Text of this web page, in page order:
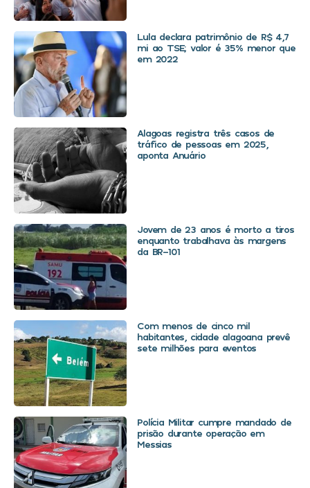
Lula declara patrimônio de R$ 4,7
mi ao TSE; valor é 35% menor que
em 2022
Alagoas registra três casos de
tráfico de pessoas em 2025,
aponta Anuário
Jovem de 23 anos é morto a tiros
enquanto trabalhava às margens
da BR-101
Com menos de cinco mil
habitantes, cidade alagoana prevê
sete milhões para eventos
Polícia Militar cumpre mandado de
prisão durante operação em
Messias